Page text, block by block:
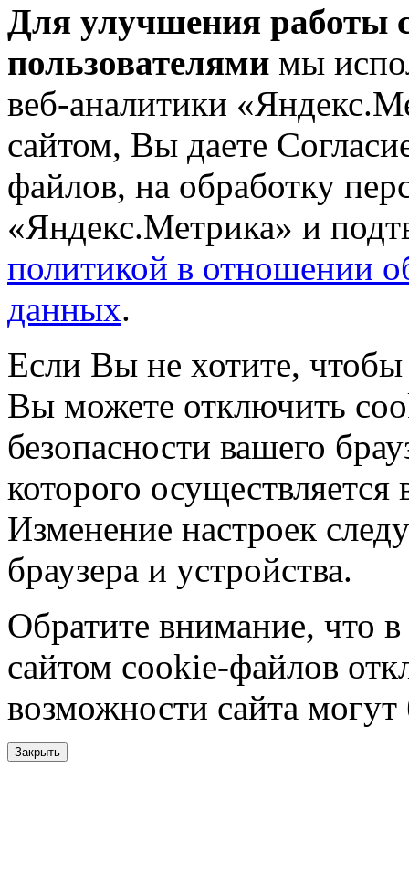
Для улучшения работы
пользователями мы
веб-аналитики
сайтом, Вы даете
файлов, на обработку
«Яндекс.Метрика» и
политикой в отношении
данных.
Если Вы не хотите,
Вы можете отключить
безопасности вашего
которого
Изменение настроек
браузера и устройства.
Обратите внимание, что в
сайтом cookie-файлов
возможности сайта
Закрыть